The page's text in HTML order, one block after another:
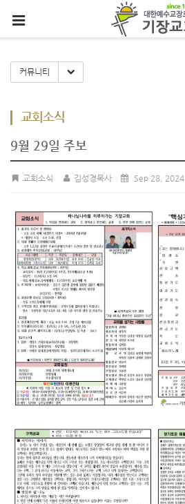
커뮤니티 Toggle Dropdown
교회소식
9월 29일 주보
교회소식 김성경목사 Sep 28, 2024